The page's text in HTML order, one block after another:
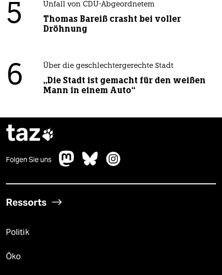
5 Unfall von CDU-Abgeordnetem
Thomas Bareiß crasht bei voller
Dröhnung
6 Über die geschlechtergerechte Stadt
„Die Stadt ist gemacht für den weißen
Mann in einem Auto“
taz
Folgen Sie uns
Ressorts
Politik
Öko